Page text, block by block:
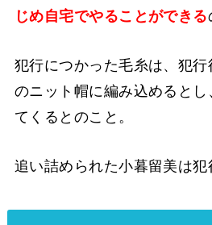
じめ自宅でやることができる
犯行につかった毛糸は、犯
のニット帽に編み込めると
てくるとのこと。
追い詰められた小暮留美は犯